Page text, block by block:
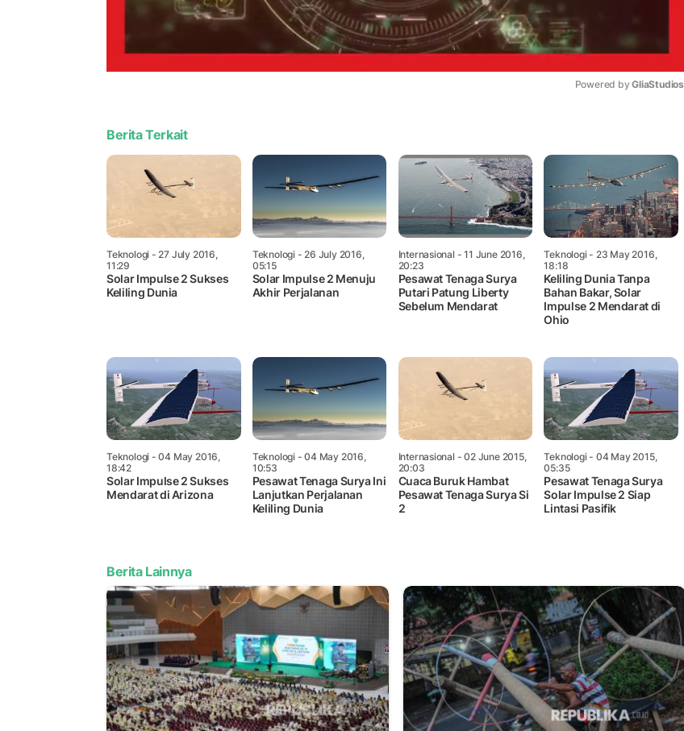
Powered by GliaStudios
Berita Terkait
Teknologi - 27 July 2016,
11:29
Solar Impulse 2 Sukses
Keliling Dunia
Teknologi- 26 July 2016,
05:15
Solar Impulse 2 Menuju
Akhir Perjalanan
Internasional - 11 June 2016,
20:23
Pesawat Tenaga Surya
Putari Patung Liberty
Sebelum Mendarat
Teknologi- 23 May 2016,
18:18
Keliling Dunia Tanpa
Bahan Bakar, Solar
Impulse 2 Mendarat di
Ohio
Teknologi - 04 May 2016,
18:42
Solar Impulse 2 Sukses
Mendarat di Arizona
Teknologi- 04 May 2016,
10:53
Pesawat Tenaga Surya Ini
Lanjutkan Perjalanan
Keliling Dunia
Internasional - 02 June 2015,
20:03
Cuaca Buruk Hambat
Pesawat Tenaga Surya Si
2
Teknologi- 04 May 2015,
05:35
Pesawat Tenaga Surya
Solar Impulse 2 Siap
Lintasi Pasifik
Berita Lainnya